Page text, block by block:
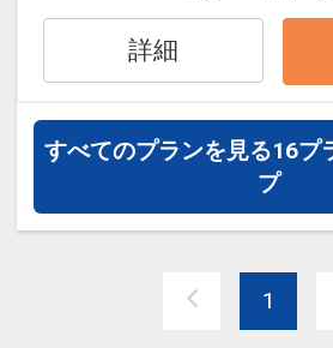
※本プランは個人利用のお
設定期間：2026年8月20
インターネットコース番
す。
※夕食・朝食は、ご予約状
けできない場合がござい
※ホテルの中には「居酒屋
がございます。
どご用意しております。
営業時間 19:00～0:00(ラ
詳細
すべてのプランを見る16プ
プ
1